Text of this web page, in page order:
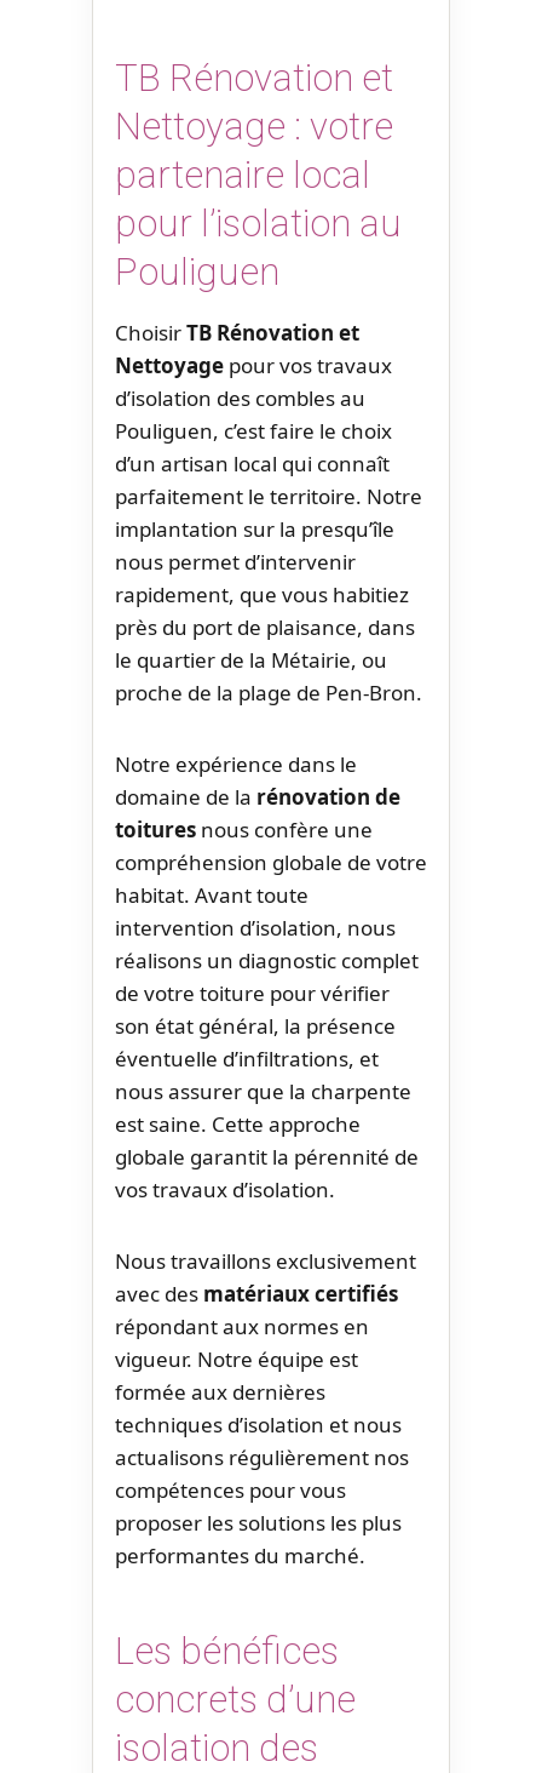
TB Rénovation et
Nettoyage : votre
partenaire local
pour l’isolation au
Pouliguen
ChoisirTB Rénovation et
Nettoyage pour vos travaux
d’isolation des combles au
Pouliguen, c’est faire le choix
d’un artisan local qui connaît
parfaitement le territoire. Notre
implantation sur la presqu’île
nous permet d’intervenir
rapidement, que vous habitiez
près du port de plaisance, dans
le quartier de la Métairie, ou
proche de la plage de Pen-Bron.
Notre expérience dans le
domaine de la rénovation de
toitures nous confère une
compréhension globale de votre
habitat. Avant toute
intervention d’isolation, nous
réalisons un diagnostic complet
de votre toiture pour vérifier
son état général, la présence
éventuelle d’infiltrations, et
nous assurer que la charpente
est saine. Cette approche
globale garantit la pérennité de
vos travaux d’isolation.
Nous travaillons exclusivement
avec des matériaux certifiés
répondant aux normes en
vigueur. Notre équipe est
formée aux dernières
techniques d’isolation et nous
actualisons régulièrement nos
compétences pour vous
proposer les solutions les plus
performantes du marché.
Les bénéfices
concrets d’une
isolation des